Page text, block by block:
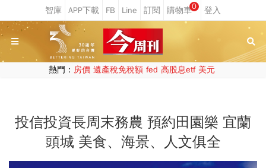
0
熱門： 房價 遺產稅免稅額 fed 高股息etf 美元
投信投資長周末務農 預約田園樂 宜蘭
頭城 美食、海景、人文俱全